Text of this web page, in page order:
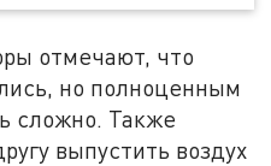
отмечают, что
но полноценным
сложно. Также
выпустить воздух